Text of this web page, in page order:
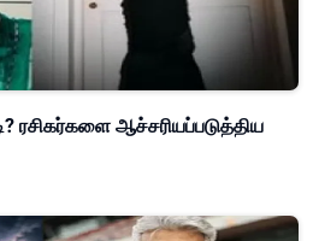
ரசிகர்களை ஆச்சரியப்படுத்திய